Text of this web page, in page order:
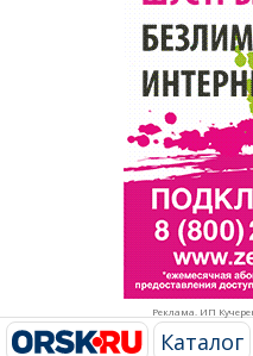
Реклама. ИП
Каталог
Рестораны, кафе, бары
Развлечения и отдых
Спорт Фитнес
Недвижимость
Красота Косметология